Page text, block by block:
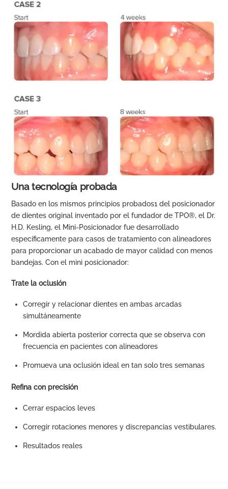
Una tecnología probada
Basado en los mismos principios probados1 del posicionador
de dientes original inventado por el fundador de TPO®, el Dr.
H.D. Kesling, el Mini-Posicionador fue desarrollado
específicamente para casos de tratamiento con alineadores
para proporcionar un acabado de mayor calidad con menos
bandejas. Con el mini posicionador:
Trate la oclusión
Corregir y relacionar dientes en ambas arcadas
simultáneamente
Mordida abierta posterior correcta que se observa con
frecuencia en pacientes con alineadores
Promueva una oclusión ideal en tan solo tres semanas
Refina con precisión
Cerrar espacios leves
Corregir rotaciones menores y discrepancias vestibulares.
Resultados reales